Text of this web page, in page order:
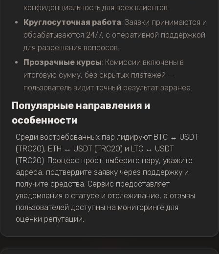
конфиденциальность для всех клиентов.
Круглосуточная работа: Заявки принимаются и
обрабатываются 24/7, с оперативной поддержкой
для разрешения вопросов.
Прозрачные курсы: Комиссии включены в
итоговую сумму, без скрытых платежей —
пользователь видит точный результат заранее.
Популярные направления и
особенности
Среди востребованных пар лидируют BTC ↔ USDT
(TRC20), ETH ↔ USDT (TRC20) и LTC ↔ USDT
(TRC20). Процесс прост: выберите пару, укажите
адреса, подтвердите заявку через поддержку и
получите средства. Сервис предоставляет
уведомления о статусе и отслеживание, а отзывы
пользователей доступны на мониторинге для
оценки репутации.